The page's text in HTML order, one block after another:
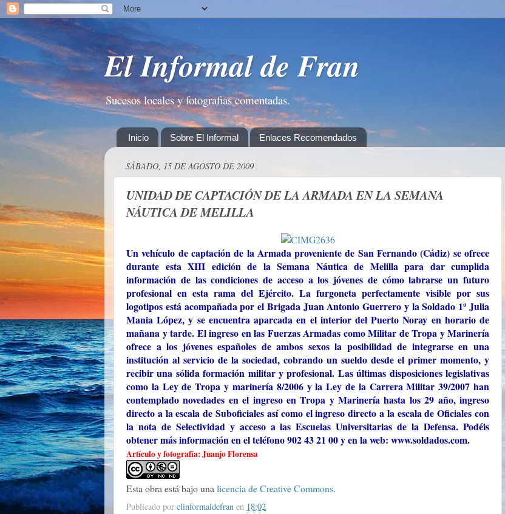
El Informal de Fran
Sucesos locales y fotografias comentadas.
Inicio Sobre El Informal Enlaces Recomendados
SÁBADO, 15 DE AGOSTO DE 2009
UNIDAD DE CAPTACIÓN DE LA ARMADA EN LA SEMANA
NÁUTICA DE MELILLA
Un vehículo de captación de la Armada proveniente de San Fernando (Cádiz) se ofrece
durante esta XIII edición de la Semana Náutica de Melilla para dar cumplida
información de las condiciones de acceso a los jóvenes de cómo labrarse un futuro
profesional en esta rama del Ejército. La furgoneta perfectamente visible por sus
logotipos está acompañada por el Brigada Juan Antonio Guerrero y la Soldado 1º Julia
Mania López, y se encuentra aparcada en el interior del Puerto Noray en horario de
mañana y tarde. El ingreso en las Fuerzas Armadas como Militar de Tropa y Marinería
ofrece a los jóvenes españoles de ambos sexos la posibilidad de integrarse en una
institución al servicio de la sociedad, cobrando un sueldo desde el primer momento, y
recibir una sólida formación militar y profesional. Las últimas disposiciones legislativas
como la Ley de Tropa y marinería 8/2006 y la Ley de la Carrera Militar 39/2007 han
contemplado novedades en el ingreso en Tropa y Marinería hasta los 29 año, ingreso
directo a la escala de Suboficiales así como el ingreso directo a la escala de Oficiales con
la nota de Selectividad y acceso a las Escuelas Universitarias de la Defensa. Podéis
obtener más información en el teléfono 902 43 21 00 y en la web: www.soldados.com.
Artículo y fotografía: Juanjo Florensa
Esta obra está bajo una licencia de Creative Commons.
Publicado por elinformaldefran en 18:02